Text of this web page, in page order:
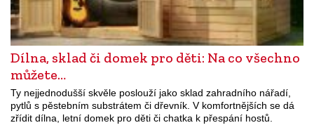
Dílna, sklad či domek pro děti: Na co všechno
můžete…
Ty nejjednodušší skvěle poslouží jako sklad zahradního nářadí,
pytlů s pěstebním substrátem či dřevník. V komfortnějších se dá
zřídit dílna, letní domek pro děti či chatka k přespání hostů.